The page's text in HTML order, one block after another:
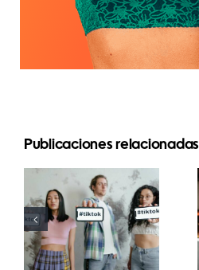
Publicaciones relacionadas
Mejores
aplicaciones
de edición
de video
para crear